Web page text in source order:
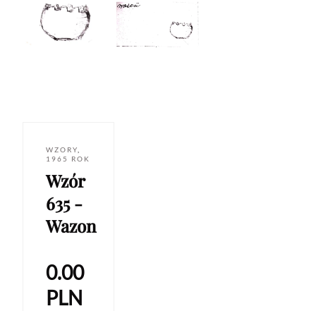
WZORY
1965 ROK
Wzór
635 -
Wazon
0.00
PLN